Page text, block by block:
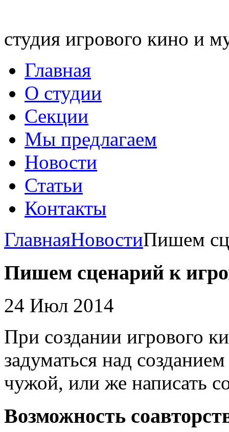
студия игрового кино и
Главная
О студии
Секции
Мы предлагаем
Новости
Статьи
Контакты
ГлавнаяНовостиПишем
Пишем сценарий к
24 Июл 2014
При создании игрового
задуматься над
чужой, или же написать
Возможность